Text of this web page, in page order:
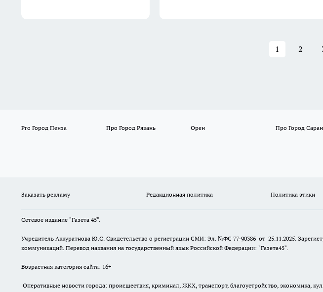
1 2
Pro Город Пенза Про Город Рязань Орен Про Город
Заказать рекламу Редакционная политика Политика этики
Сетевое издание "Газета 45".
Учредитель Аккуратнова Ю.С. Свидетельство о регистрации СМИ: Эл. №ФС 77-90386 от 25.11.2025.
коммуникаций. Перевод названия на государственный язык Российской Федерации: "Газета45".
Возрастная категория сайта: 16+
Оперативные новости города: происшествия, криминал, ЖКХ, транспорт, благоустройство, экономика,